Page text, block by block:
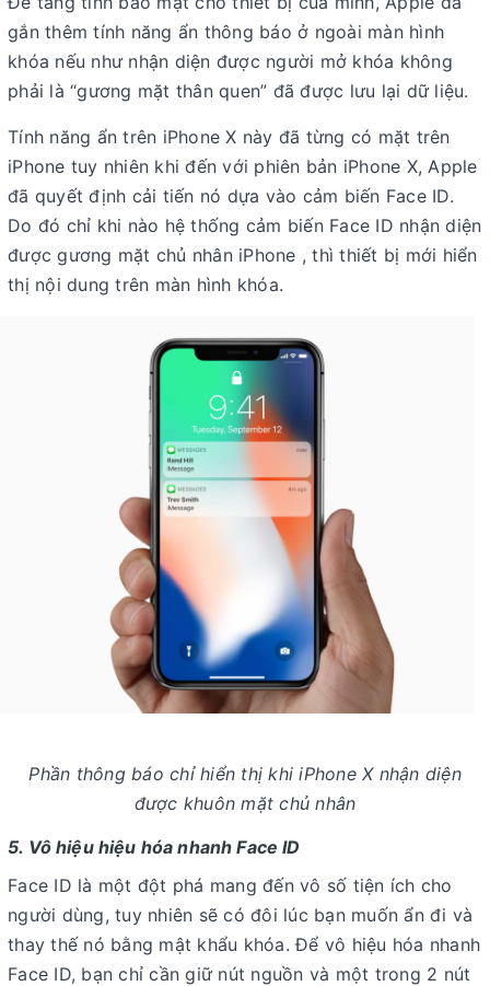
gắn thêm tính năng ẩn thông báo ở ngoài màn hình
khóa nếu như nhận diện được người mở khóa không
phải là “gương mặt thân quen” đã được lưu lại dữ liệu.
Tính năng ẩn trên iPhone X này đã từng có mặt trên
iPhone tuy nhiên khi đến với phiên bản iPhone X, Apple
đã quyết định cải tiến nó dựa vào cảm biến Face ID.
Do đó chỉ khi nào hệ thống cảm biến Face ID nhận diện
được gương mặt chủ nhân iPhone , thì thiết bị mới hiển
thị nội dung trên màn hình khóa.
Phần thông báo chỉ hiển thị khi iPhone X nhận diện
được khuôn mặt chủ nhân
5. Vô hiệu hiệu hóa nhanh Face ID
Face ID là một đột phá mang đến vô số tiện ích cho
người dùng, tuy nhiên sẽ có đôi lúc bạn muốn ẩn đi và
thay thế nó bằng mật khẩu khóa. Để vô hiệu hóa nhanh
Face ID, bạn chỉ cần giữ nút nguồn và một trong 2 nút